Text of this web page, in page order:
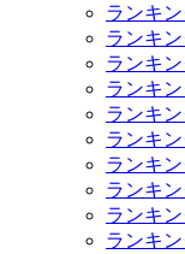
ランキ
ランキ
ランキ
ランキ
ランキ
ランキン
ランキ
ランキ
ランキ
ランキ